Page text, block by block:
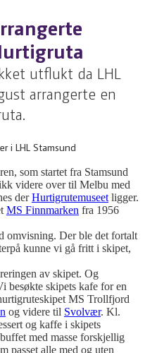
utflukt da LHL
arrangerte en
i LHL Stamsund
som startet fra Stamsund
videre over til Melbu med
derHurtigrutemuseet ligger.
MS Finnmarken fra 1956
omvisning. Der ble det fortalt
kunne vi gå fritt i skipet,
av skipet. Og
besøkte skipets kafe for en
MS Trollfjord
og videre til Svolvær. Kl.
og kaffe i skipets
med masse forskjellig
passet alle med og uten